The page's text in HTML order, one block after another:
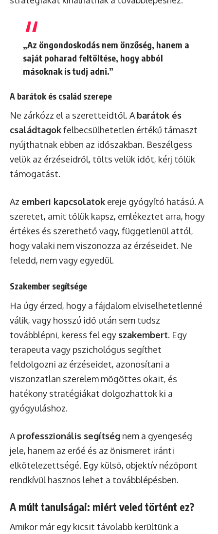
„Az öngondoskodás nem önzőség, hanem a
saját poharad feltöltése, hogy abból
másoknak is tudj adni.”
A barátok és család szerepe
Ne zárkózz el a szeretteidtől. A barátok és
családtagokfelbecsülhetetlen értékű támaszt
nyújthatnak ebben az időszakban. Beszélgess
velük az érzéseidről, tölts velük időt, kérj tőlük
támogatást.
Az emberi kapcsolatok ereje gyógyító hatású. A
szeretet, amit tőlük kapsz, emlékeztet arra, hogy
értékes és szerethető vagy, függetlenül attól,
hogy valaki nem viszonozza az érzéseidet. Ne
feledd, nem vagy egyedül.
Szakember segítsége
Ha úgy érzed, hogy a fájdalom elviselhetetlenné
válik, vagy hosszú idő után sem tudsz
továbblépni, keress fel egy szakembert. Egy
terapeuta vagy pszichológus segíthet
feldolgozni az érzéseidet, azonosítani a
viszonzatlan szerelem mögöttes okait, és
hatékony stratégiákat dolgozhattok ki a
gyógyuláshoz.
A professzionális segítség nem a gyengeség
jele, hanem az erőé és az önismeret iránti
elkötelezettségé. Egy külső, objektív nézőpont
rendkívül hasznos lehet a továbblépésben.
A múlt tanulságai: miért veled történt ez?
Amikor már egy kicsit távolabb kerültünk a